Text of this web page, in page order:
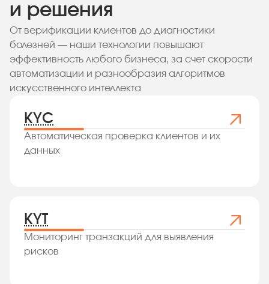
и решения
От верификации клиентов до диагностики
болезней — наши технологии повышают
эффективность любого бизнеса, за счет скорости
автоматизации и разнообразия алгоритмов
искусственного интеллекта
KYC
Автоматическая проверка клиентов и их
данных
KYT
Мониторинг транзакций для выявления
рисков